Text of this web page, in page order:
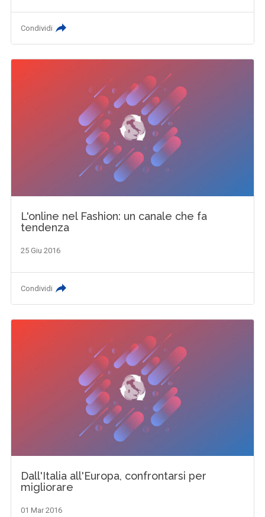
Condividi
L'online nel Fashion: un canale che fa
tendenza
25 Giu 2016
Condividi
Dall'Italia all'Europa, confrontarsi per
migliorare
01 Mar 2016